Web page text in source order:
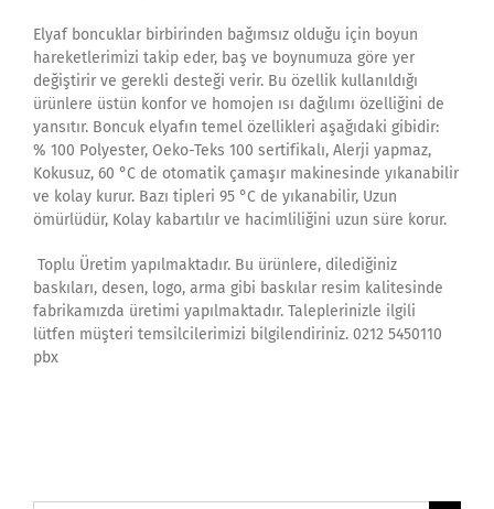
Elyaf boncuklar birbirinden bağımsız olduğu için boyun
hareketlerimizi takip eder, baş ve boynumuza göre yer
değiştirir ve gerekli desteği verir. Bu özellik kullanıldığı
ürünlere üstün konfor ve homojen ısı dağılımı özelliğini de
yansıtır. Boncuk elyafın temel özellikleri aşağıdaki gibidir:
% 100 Polyester, Oeko-Teks 100 sertifikalı, Alerji yapmaz,
Kokusuz, 60 °C de otomatik çamaşır makinesinde yıkanabilir
ve kolay kurur. Bazı tipleri 95 °C de yıkanabilir, Uzun
ömürlüdür, Kolay kabartılır ve hacimliliğini uzun süre korur.
Toplu Üretim yapılmaktadır. Bu ürünlere, dilediğiniz
baskıları, desen, logo, arma gibi baskılar resim kalitesinde
fabrikamızda üretimi yapılmaktadır. Taleplerinizle ilgili
lütfen müşteri temsilcilerimizi bilgilendiriniz. 0212 5450110
pbx